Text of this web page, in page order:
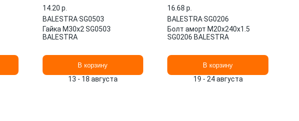
14.20 p.
BALESTRA·SG0503
Гайка М30x2 SG0503
BALESTRA
В корзину
13 - 18 августа
16.68 p.
BALESTRA·SG0206
Болт аморт М20x240x1.5
SG0206 BALESTRA
В корзину
19 - 24 августа